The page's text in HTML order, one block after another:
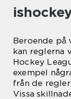
Beroende på
kan reglerna
Hockey
exempel
från de
Vissa